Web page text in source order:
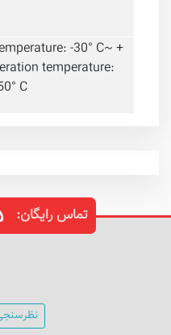
-30° C~ +
temperature:
° C
تماس رایگان: